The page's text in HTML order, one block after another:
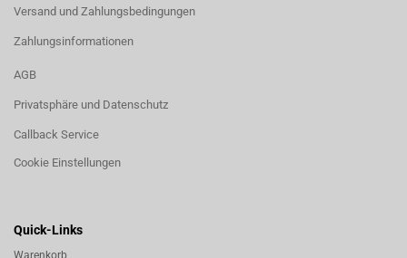
Versand und Zahlungsbedingungen
Zahlungsinformationen
AGB
Privatsphäre und Datenschutz
Callback Service
Cookie Einstellungen
Quick-Links
Warenkorb